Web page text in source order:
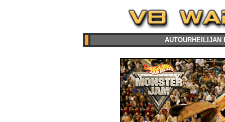
AUTOURHEILIJAN